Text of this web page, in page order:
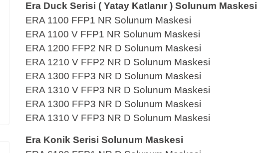
Era Duck Serisi ( Yatay Katlanır ) Solunum Maskesi
ERA 1100 FFP1 NR Solunum Maskesi
ERA 1100 V FFP1 NR Solunum Maskesi
ERA 1200 FFP2 NR D Solunum Maskesi
ERA 1210 V FFP2 NR D Solunum Maskesi
ERA 1300 FFP3 NR D Solunum Maskesi
ERA 1310 V FFP3 NR D Solunum Maskesi
ERA 1300 FFP3 NR D Solunum Maskesi
ERA 1310 V FFP3 NR D Solunum Maskesi
Era Konik Serisi Solunum Maskesi